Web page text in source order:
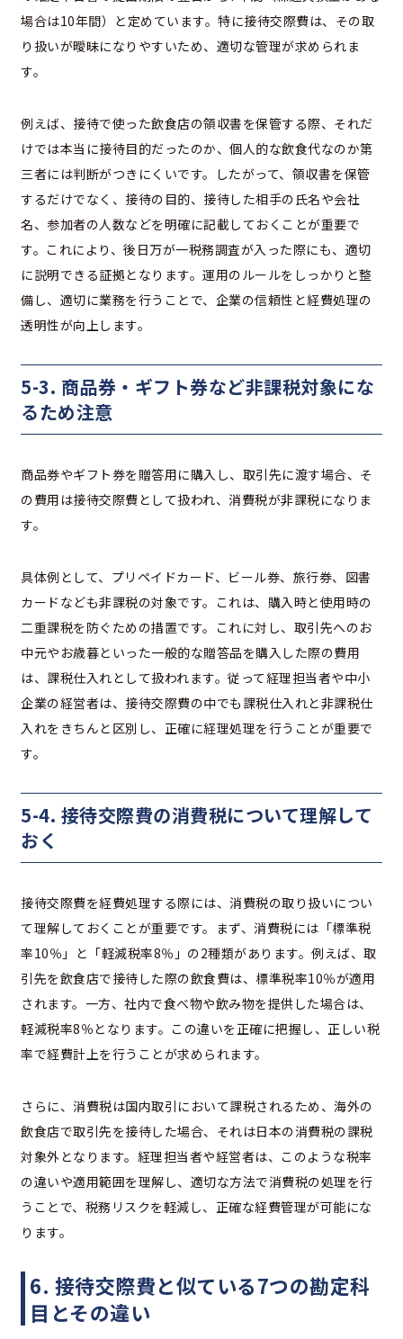
場合は10年間）と定めています。特に接待交際費は、その取
り扱いが曖昧になりやすいため、適切な管理が求められま
す。
例えば、接待で使った飲食店の領収書を保管する際、それだ
けでは本当に接待目的だったのか、個人的な飲食代なのか第
三者には判断がつきにくいです。したがって、領収書を保管
するだけでなく、接待の目的、接待した相手の氏名や会社
名、参加者の人数などを明確に記載しておくことが重要で
す。これにより、後日万が一税務調査が入った際にも、適切
に説明できる証拠となります。運用のルールをしっかりと整
備し、適切に業務を行うことで、企業の信頼性と経費処理の
透明性が向上します。
5-3. 商品券・ギフト券など非課税対象にな
るため注意
商品券やギフト券を贈答用に購入し、取引先に渡す場合、そ
の費用は接待交際費として扱われ、消費税が非課税になりま
す。
具体例として、プリペイドカード、ビール券、旅行券、図書
カードなども非課税の対象です。これは、購入時と使用時の
二重課税を防ぐための措置です。これに対し、取引先へのお
中元やお歳暮といった一般的な贈答品を購入した際の費用
は、課税仕入れとして扱われます。従って経理担当者や中小
企業の経営者は、接待交際費の中でも課税仕入れと非課税仕
入れをきちんと区別し、正確に経理処理を行うことが重要で
す。
5-4. 接待交際費の消費税について理解して
おく
接待交際費を経費処理する際には、消費税の取り扱いについ
て理解しておくことが重要です。まず、消費税には「標準税
率10％」と「軽減税率8％」の2種類があります。例えば、取
引先を飲食店で接待した際の飲食費は、標準税率10％が適用
されます。一方、社内で食べ物や飲み物を提供した場合は、
軽減税率8％となります。この違いを正確に把握し、正しい税
率で経費計上を行うことが求められます。
さらに、消費税は国内取引において課税されるため、海外の
飲食店で取引先を接待した場合、それは日本の消費税の課税
対象外となります。経理担当者や経営者は、このような税率
の違いや適用範囲を理解し、適切な方法で消費税の処理を行
うことで、税務リスクを軽減し、正確な経費管理が可能にな
ります。
6. 接待交際費と似ている7つの勘定科
目とその違い